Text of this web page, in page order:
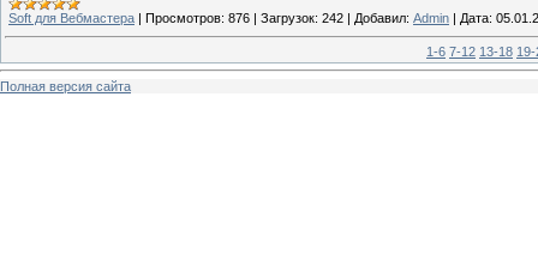
Soft для Вебмастера | Просмотров: 876 | Загрузок: 242 | Добавил: Admin | Дата:
1-6 7-12 13-18 19-
Полная версия сайта